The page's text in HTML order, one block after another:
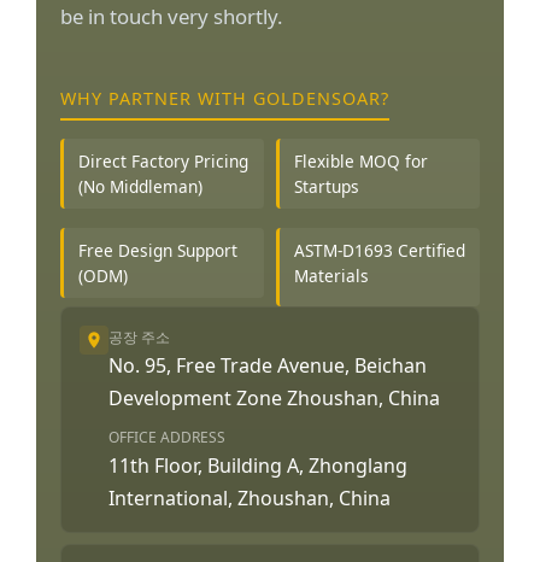
be in touch very shortly.
WHY PARTNER WITH GOLDENSOAR?
Direct Factory Pricing
(No Middleman)
Flexible MOQ for
Startups
Free Design Support
(ODM)
ASTM-D1693 Certified
Materials
공장 주소
No. 95, Free Trade Avenue, Beichan
Development Zone Zhoushan, China
OFFICE ADDRESS
11th Floor, Building A, Zhonglang
International, Zhoushan, China